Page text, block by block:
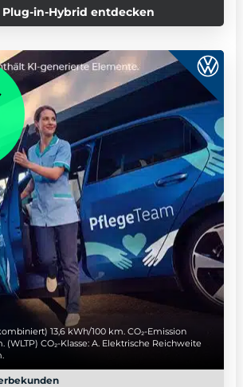
Plug-in-Hybrid entdecken
13,6 kWh/100 km. CO₂-Emission
CO₂-Klasse: A. Elektrische Reichweite